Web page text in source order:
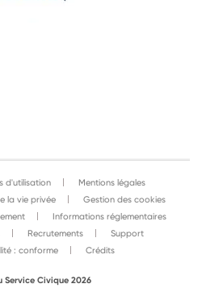
d'utilisation
Mentions légales
la vie privée
Gestion des cookies
Informations réglementaires
Recrutements
Support
: conforme
Crédits
Service Civique 2026